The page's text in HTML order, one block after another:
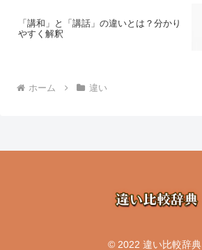
「講和」と「講話」の違いとは？分かり
やすく解釈
ホーム 違い
© 2022 違い比較辞典.